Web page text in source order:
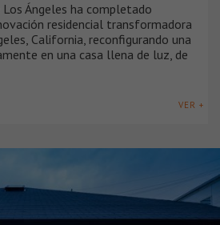
Los Ángeles ha completado
residencial transformadora
California, reconfigurando una
en una casa llena de luz, de
VER +